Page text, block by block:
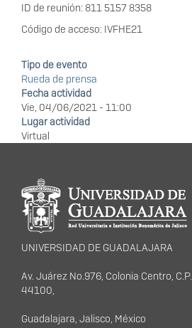
ID de reunión: 811 5157 8358
Código de acceso: IVFHE21
Tipo de evento
Rueda de prensa
Fecha actividad
Vie, 04/06/2021 - 11:00
Lugar actividad
Virtual
Información del
portal
UNIVERSIDAD DE GUADALAJARA
Av. Juárez No.976, Colonia Centro, C.P.
44100,
Guadalajara, Jalisco, México